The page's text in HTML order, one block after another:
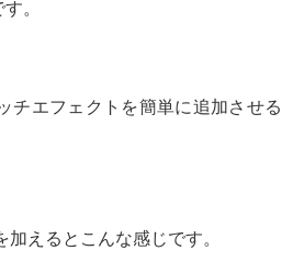
。
チエフェクトを簡単に追加させる
えるとこんな感じです。